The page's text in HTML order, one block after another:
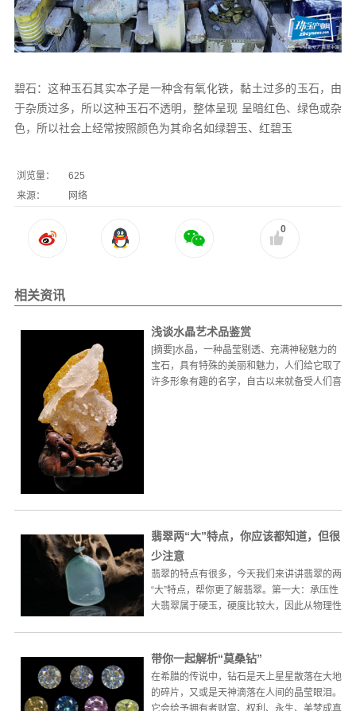
碧石：这种玉石其实本子是一种含有氧化铁，黏土过多的玉石，由
于杂质过多，所以这种玉石不透明，整体呈现 呈暗红色、绿色或杂
色，所以社会上经常按照颜色为其命名如绿碧玉、红碧玉
浏览量：
625
来源：
网络
0
相关资讯
浅谈水晶艺术品鉴赏
[摘要]水晶，一种晶莹剔透、充满神秘魅力的
宝石，具有特殊的美丽和魅力，人们给它取了
许多形象有趣的名字，自古以来就备受人们喜
翡翠两“大”特点，你应该都知道，但很
少注意
翡翠的特点有很多，今天我们来讲讲翡翠的两
“大”特点，帮你更了解翡翠。第一大：承压性
大翡翠属于硬玉，硬度比较大，因此从物理性
带你一起解析“莫桑钻”
在希腊的传说中，钻石是天上星星散落在大地
的碎片，又或是天神滴落在人间的晶莹眼泪。